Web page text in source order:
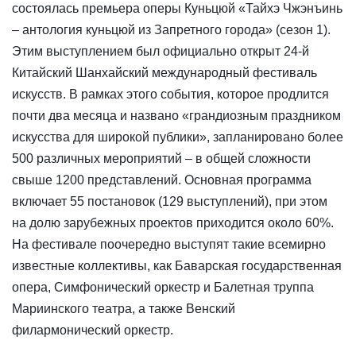
состоялась премьера оперы Куньцюй «Тайхэ Чжэнъинь
– антология куньцюй из Запретного города» (сезон 1).
Этим выступлением был официально открыт 24-й
Китайский Шанхайский международный фестиваль
искусств. В рамках этого события, которое продлится
почти два месяца и названо «грандиозным праздником
искусства для широкой публики», запланировано более
500 различных мероприятий – в общей сложности
свыше 1200 представлений. Основная программа
включает 55 постановок (129 выступлений), при этом
на долю зарубежных проектов приходится около 60%.
На фестивале поочередно выступят такие всемирно
известные коллективы, как Баварская государственная
опера, Симфонический оркестр и Балетная труппа
Мариинского театра, а также Венский
филармонический оркестр.